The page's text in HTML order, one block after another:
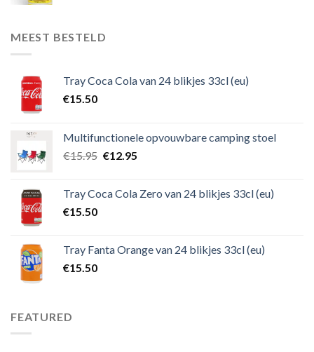
MEEST BESTELD
Tray Coca Cola van 24 blikjes 33cl (eu)
€15.50
Multifunctionele opvouwbare camping stoel
€15.95 €12.95
Tray Coca Cola Zero van 24 blikjes 33cl (eu)
€15.50
Tray Fanta Orange van 24 blikjes 33cl (eu)
€15.50
FEATURED